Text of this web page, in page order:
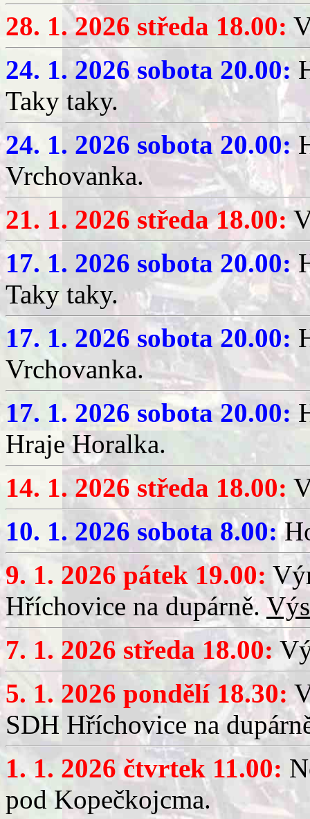
28. 1. 2026 středa 18.00:
24. 1. 2026 sobota 20.00:
Taky taky.
24. 1. 2026 sobota 20.00:
Vrchovanka.
21. 1. 2026 středa 18.00:
17. 1. 2026 sobota 20.00:
Taky taky.
17. 1. 2026 sobota 20.00:
Vrchovanka.
17. 1. 2026 sobota 20.00:
Hraje Horalka.
14. 1. 2026 středa 18.00:
10. 1. 2026 sobota 8.00:
9. 1. 2026 pátek 19.00:
Hříchovice na dupárně.
7. 1. 2026 středa 18.00:
5. 1. 2026 pondělí 18.30:
SDH Hříchovice na
1. 1. 2026 čtvrtek 11.00:
pod Kopečkojcma.